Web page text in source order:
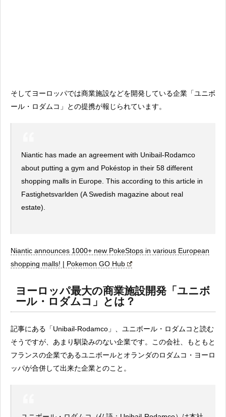
そしてヨーロッパでは商業施設などを開発している企業「ユニボ
ール・ロダムコ」との提携が報じられています。
Niantic has made an agreement with Unibail-Rodamco
about putting a gym and Pokéstop in their 58 different
shopping malls in Europe. This according to this article in
Fastighetsvarlden (A Swedish magazine about real
estate).
Niantic announces 1000+ new PokeStops in various European
shopping malls! | Pokemon GO Hub
ヨーロッパ最大の商業施設開発「ユニボ
ール・ロダムコ」とは？
記事にある「Unibail-Rodamco」、ユニボール・ロダムコと読む
そうですが、あまり馴染みのない企業です。この会社、もともと
フランスの企業であるユニボールとオランダのロダムコ・ヨーロ
ッパが合併して出来た企業とのこと。